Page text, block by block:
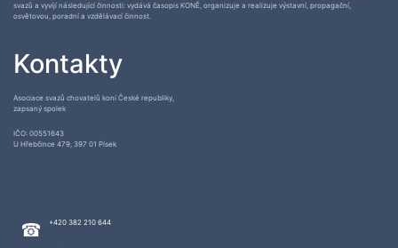
svazů a vyvíjí následující činnosti: vydává časopis KONĚ, organizuje a realizuje výstavní, propagační,
osvětovou, poradní a vzdělávací činnost.
Kontakty
Asociace svazů chovatelů koní České republiky,
zapsaný spolek
IČO: 00551643
U Hřebčince 479, 397 01 Písek
+420 382 210 644